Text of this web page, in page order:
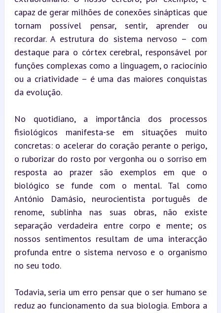
capaz de gerar milhões de conexões sinápticas que
tornam possível pensar, sentir, aprender ou
recordar. A estrutura do sistema nervoso – com
destaque para o córtex cerebral, responsável por
funções complexas como a linguagem, o raciocínio
ou a criatividade – é uma das maiores conquistas
da evolução.
No quotidiano, a importância dos processos
fisiológicos manifesta-se em situações muito
concretas: o acelerar do coração perante o perigo,
o ruborizar do rosto por vergonha ou o sorriso em
resposta ao prazer são exemplos em que o
biológico se funde com o mental. Tal como
António Damásio, neurocientista português de
renome, sublinha nas suas obras, não existe
separação verdadeira entre corpo e mente; os
nossos sentimentos resultam de uma interacção
profunda entre o sistema nervoso e o organismo
no seu todo.
Todavia, seria um erro pensar que o ser humano se
reduz ao funcionamento da sua biologia. Embora a